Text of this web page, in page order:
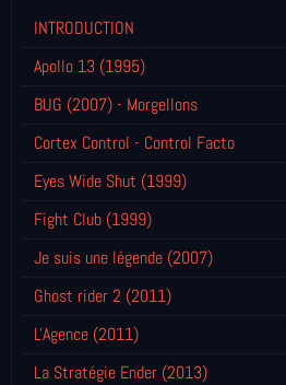
INTRODUCTION
Apollo 13 (1995)
BUG (2007) - Morgellons
Cortex Control - Control Facto
Eyes Wide Shut (1999)
Fight Club (1999)
Je suis une légende (2007)
Ghost rider 2 (2011)
L'Agence (2011)
La Stratégie Ender (2013)